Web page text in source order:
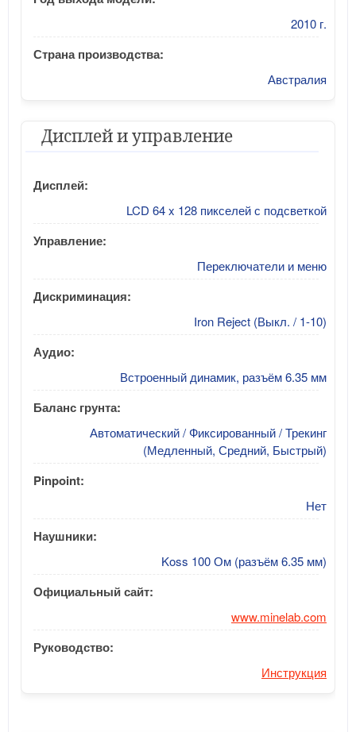
2010 г.
Страна производства:
Австралия
Дисплей и управление
Дисплей:
LCD 64 x 128 пикселей с подсветкой
Управление:
Переключатели и меню
Дискриминация:
Iron Reject (Выкл. / 1-10)
Аудио:
Встроенный динамик, разъём 6.35 мм
Баланс грунта:
Автоматический / Фиксированный / Трекинг
(Медленный, Средний, Быстрый)
Pinpoint:
Нет
Наушники:
Koss 100 Ом (разъём 6.35 мм)
Официальный сайт:
www.minelab.com
Руководство:
Инструкция